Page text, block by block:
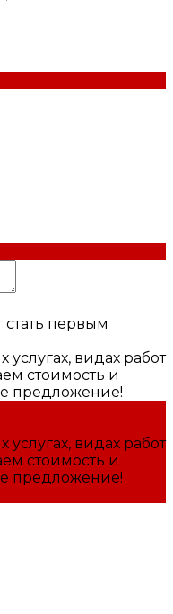
первым
видах работ
стоимость и
предложение!
видах работ
стоимость и
предложение!